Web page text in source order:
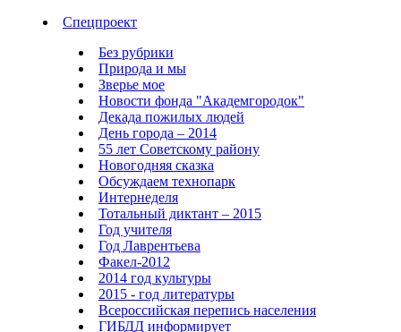
Спецпроект
Без рубрики
Природа и мы
Зверье мое
Новости фонда "Академгородок"
Декада пожилых людей
День города – 2014
55 лет Советскому району
Новогодняя сказка
Обсуждаем технопарк
Интернеделя
Тотальный диктант – 2015
Год учителя
Год Лаврентьева
Факел-2012
2014 год культуры
2015 - год литературы
Всероссийская перепись населения
ГИБДД информирует